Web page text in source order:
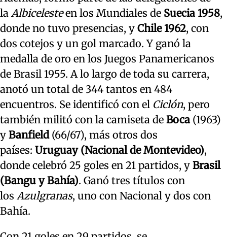
la Albicelesteen los Mundiales de Suecia 1958,
donde no tuvo presencias, y Chile 1962, con
dos cotejos y un gol marcado. Y ganó la
medalla de oro en los Juegos Panamericanos
de Brasil 1955. A lo largo de toda su carrera,
anotó un total de 344 tantos en 484
encuentros. Se identificó con el Ciclón, pero
también militó con la camiseta de Boca (1963)
y Banfield (66/67), más otros dos
países: Uruguay (Nacional de Montevideo),
donde celebró 25 goles en 21 partidos, y Brasil
(Bangu y Bahía). Ganó tres títulos con
los Azulgranas, uno con Nacional y dos con
Bahía.